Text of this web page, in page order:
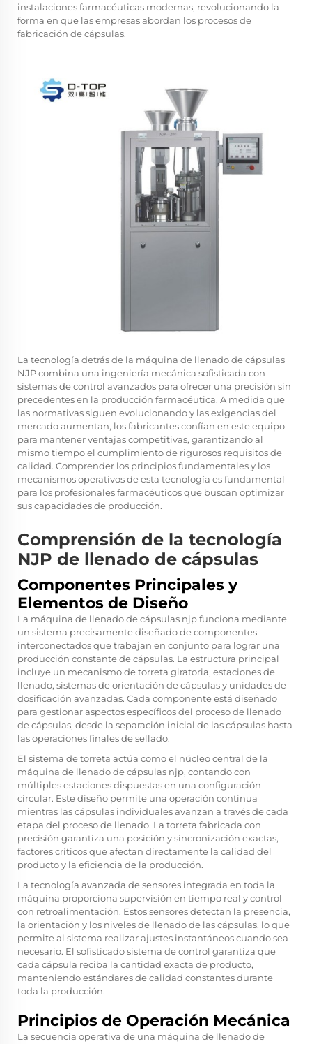
instalaciones farmacéuticas modernas, revolucionando la
forma en que las empresas abordan los procesos de
fabricación de cápsulas.
La tecnología detrás de la máquina de llenado de cápsulas
NJP combina una ingeniería mecánica sofisticada con
sistemas de control avanzados para ofrecer una precisión sin
precedentes en la producción farmacéutica. A medida que
las normativas siguen evolucionando y las exigencias del
mercado aumentan, los fabricantes confían en este equipo
para mantener ventajas competitivas, garantizando al
mismo tiempo el cumplimiento de rigurosos requisitos de
calidad. Comprender los principios fundamentales y los
mecanismos operativos de esta tecnología es fundamental
para los profesionales farmacéuticos que buscan optimizar
sus capacidades de producción.
Comprensión de la tecnología
NJP de llenado de cápsulas
Componentes Principales y
Elementos de Diseño
La máquina de llenado de cápsulas njp funciona mediante
un sistema precisamente diseñado de componentes
interconectados que trabajan en conjunto para lograr una
producción constante de cápsulas. La estructura principal
incluye un mecanismo de torreta giratoria, estaciones de
llenado, sistemas de orientación de cápsulas y unidades de
dosificación avanzadas. Cada componente está diseñado
para gestionar aspectos específicos del proceso de llenado
de cápsulas, desde la separación inicial de las cápsulas hasta
las operaciones finales de sellado.
El sistema de torreta actúa como el núcleo central de la
máquina de llenado de cápsulas njp, contando con
múltiples estaciones dispuestas en una configuración
circular. Este diseño permite una operación continua
mientras las cápsulas individuales avanzan a través de cada
etapa del proceso de llenado. La torreta fabricada con
precisión garantiza una posición y sincronización exactas,
factores críticos que afectan directamente la calidad del
producto y la eficiencia de la producción.
La tecnología avanzada de sensores integrada en toda la
máquina proporciona supervisión en tiempo real y control
con retroalimentación. Estos sensores detectan la presencia,
la orientación y los niveles de llenado de las cápsulas, lo que
permite al sistema realizar ajustes instantáneos cuando sea
necesario. El sofisticado sistema de control garantiza que
cada cápsula reciba la cantidad exacta de producto,
manteniendo estándares de calidad constantes durante
toda la producción.
Principios de Operación Mecánica
La secuencia operativa de una máquina de llenado de